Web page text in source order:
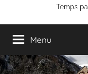
Temps
Menu